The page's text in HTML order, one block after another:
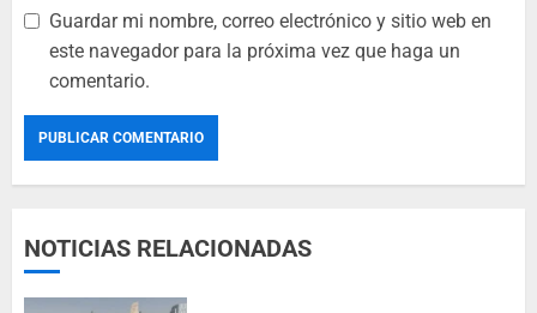
Guardar mi nombre, correo electrónico y sitio web en
este navegador para la próxima vez que haga un
comentario.
NOTICIAS RELACIONADAS